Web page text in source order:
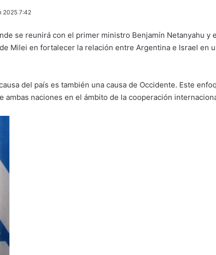
2025 7:42
se reunirá con el primer ministro Benjamín Netanyahu y
Milei en fortalecer la relación entre Argentina e Israel en
del país es también una causa de Occidente. Este
naciones en el ámbito de la cooperación